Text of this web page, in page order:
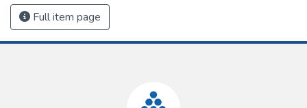
Full item page